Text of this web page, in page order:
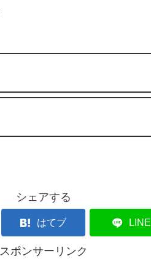
シェアする
はてブ LINE
スポンサーリンク